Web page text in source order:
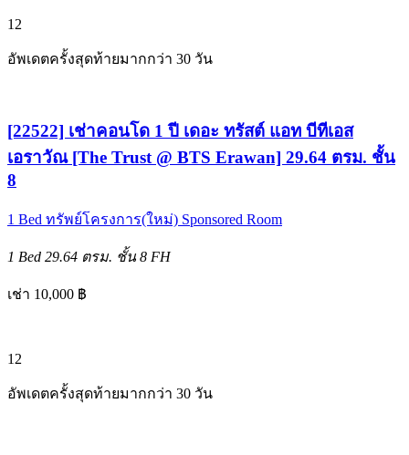
12
อัพเดตครั้งสุดท้ายมากกว่า 30 วัน
[22522] เช่าคอนโด 1 ปี เดอะ ทรัสต์ แอท บีทีเอส
เอราวัณ [The Trust @ BTS Erawan] 29.64 ตรม. ชั้น
8
1 Bed ทรัพย์โครงการ(ใหม่) Sponsored Room
1 Bed 29.64 ตรม. ชั้น 8 FH
เช่า 10,000 ฿
12
อัพเดตครั้งสุดท้ายมากกว่า 30 วัน